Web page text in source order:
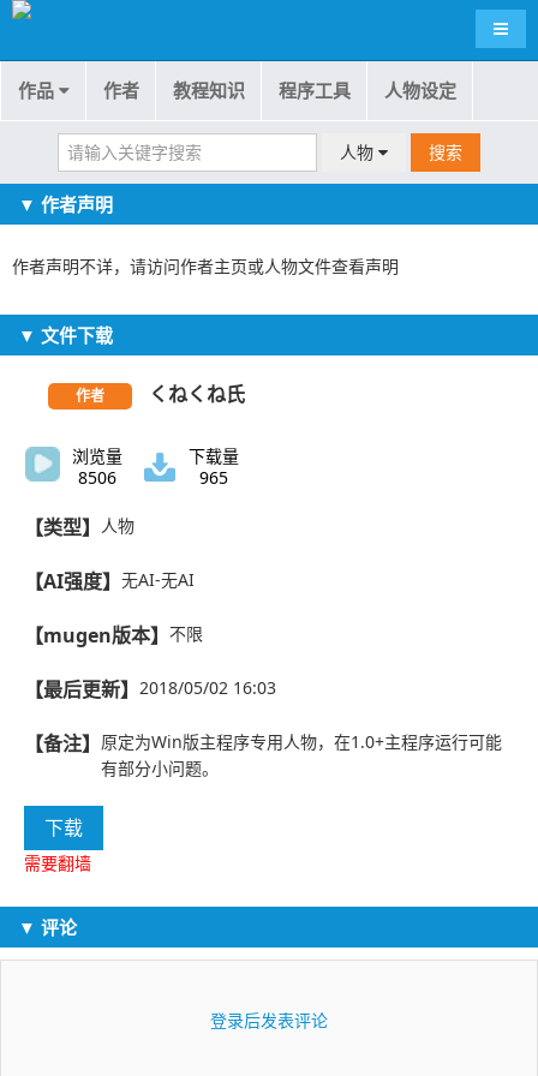
导航
作品 作者 教程知识 程序工具 人物设定
人物 搜索
▼ 作者声明
作者声明不详，请访问作者主页或人物文件查看声明
▼ 文件下载
作者 くねくね氏
浏览量
8506
下载量
965
【类型】 人物
【AI强度】 无AI-无AI
【mugen版本】 不限
【最后更新】 2018/05/02 16:03
【备注】 原定为Win版主程序专用人物，在1.0+主程序运行可能
有部分小问题。
下载
需要翻墙
▼ 评论
登录后发表评论